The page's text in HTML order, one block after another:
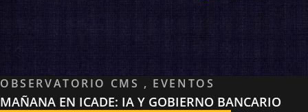
OBSERVATORIO CMS , EVENTOS
MAÑANA EN ICADE: IA Y GOBIERNO BANCARIO